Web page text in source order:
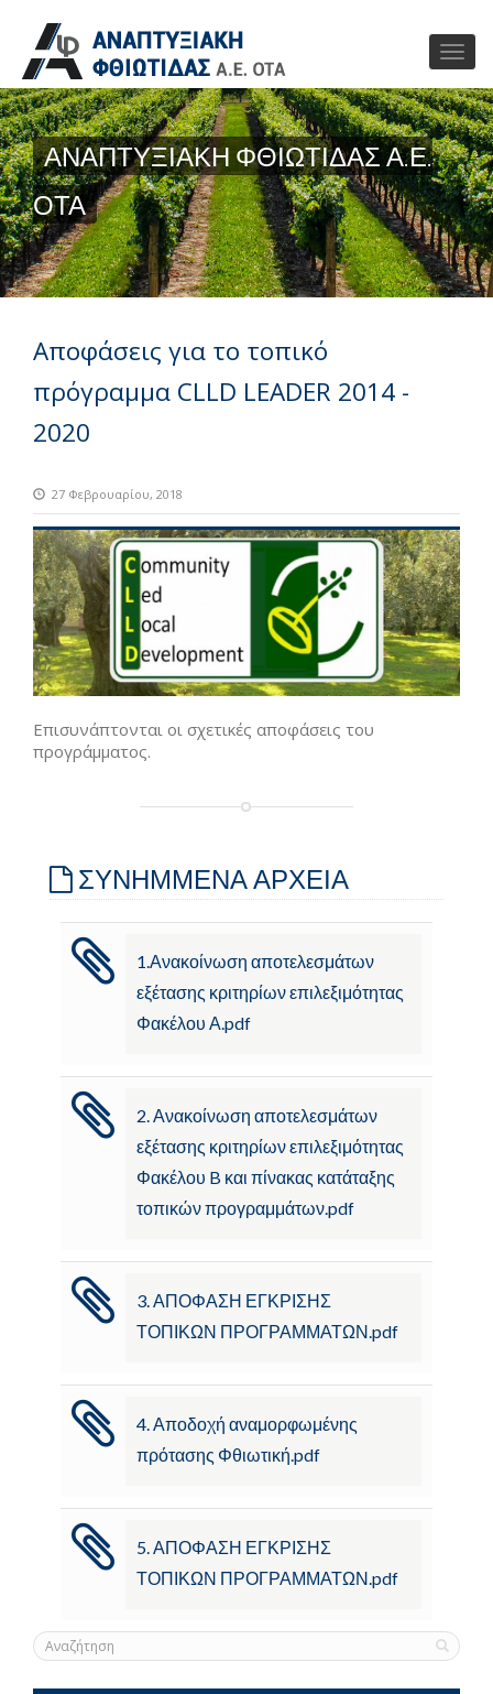
ΑΝΑΠΤΥΞΙΑΚΗ ΦΘΙΩΤΙΔΑΣ Α.Ε.
ΟΤΑ
Αποφάσεις για το τοπικό
πρόγραμμα CLLD LEADER 2014 -
2020
27 Φεβρουαρίου, 2018
Επισυνάπτονται οι σχετικές αποφάσεις του
προγράμματος.
ΣΥΝΗΜΜΕΝΑ ΑΡΧΕΙΑ
1.Ανακοίνωση αποτελεσμάτων
εξέτασης κριτηρίων επιλεξιμότητας
Φακέλου Α.pdf
2. Ανακοίνωση αποτελεσμάτων
εξέτασης κριτηρίων επιλεξιμότητας
Φακέλου B και πίνακας κατάταξης
τοπικών προγραμμάτων.pdf
3. ΑΠΟΦΑΣΗ ΕΓΚΡΙΣΗΣ
ΤΟΠΙΚΩΝ ΠΡΟΓΡΑΜΜΑΤΩΝ.pdf
4. Αποδοχή αναμορφωμένης
πρότασης Φθιωτική.pdf
5. ΑΠΟΦΑΣΗ ΕΓΚΡΙΣΗΣ
ΤΟΠΙΚΩΝ ΠΡΟΓΡΑΜΜΑΤΩΝ.pdf